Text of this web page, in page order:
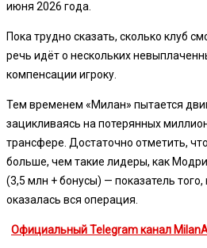
июня 2026 года.
Пока трудно сказать, сколько клуб
речь идёт о нескольких
компенсации игроку.
Тем временем «Милан» пытается
зацикливаясь на потерянных
трансфере. Достаточно отметить,
больше, чем такие лидеры, как
(3,5 млн + бонусы) — показатель
оказалась вся операция.
Официальный Telegram канал